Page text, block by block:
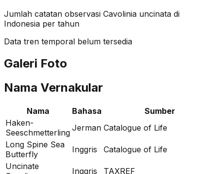
Jumlah catatan observasi Cavolinia uncinata di
Indonesia per tahun
Data tren temporal belum tersedia
Galeri Foto
Nama Vernakular
Nama Bahasa
Sumber
Haken-
Seeschmetterling Jerman Catalogue of Life
Long Spine Sea
Butterfly
Inggris
Catalogue of Life
Uncinate
Inggris TAXREF